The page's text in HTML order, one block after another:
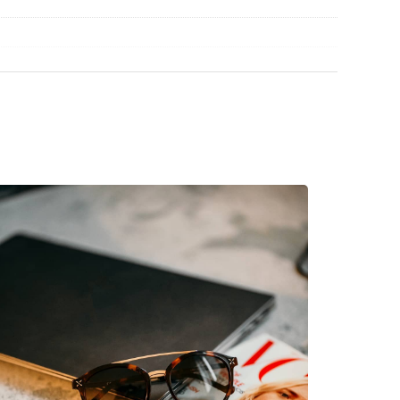
περισσότερα μοντέλα από δημοφιλείς